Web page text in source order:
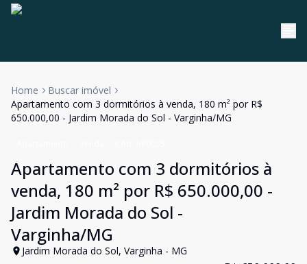
Home
Buscar imóvel
Apartamento com 3 dormitórios à venda, 180 m² por R$
650.000,00 - Jardim Morada do Sol - Varginha/MG
Apartamento com 3 dormitórios à
venda, 180 m² por R$ 650.000,00 -
Jardim Morada do Sol -
Varginha/MG
Jardim Morada do Sol, Varginha - MG